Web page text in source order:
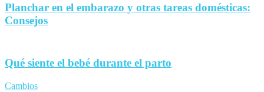
Planchar en el embarazo y otras tareas domésticas:
Consejos
Qué siente el bebé durante el parto
Cambios